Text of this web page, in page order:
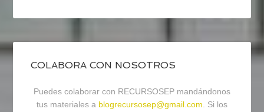
COLABORA CON NOSOTROS
Puedes colaborar con RECURSOSEP mandándonos
tus materiales a blogrecursosep@gmail.com. Si los